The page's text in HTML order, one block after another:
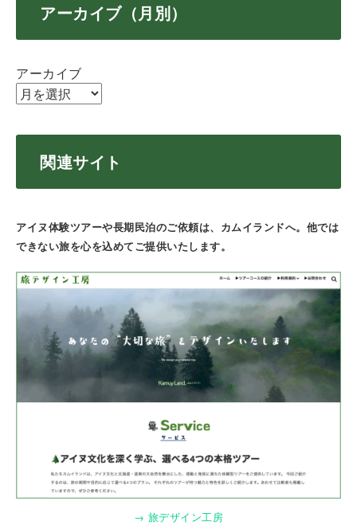
アーカイブ（月別）
アーカイブ
関連サイト
アイヌ体験ツアーや長期民泊のご依頼は、カムイランドへ。他では
できない旅を心を込めてご提供いたします。
→ 旅デザイン工房